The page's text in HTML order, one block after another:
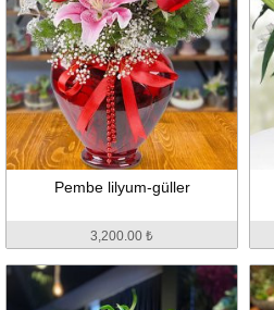
Pembe lilyum-güller
3,200.00 ₺